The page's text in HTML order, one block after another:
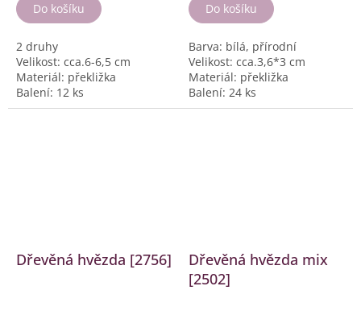
Do košíku
2 druhy
Velikost: cca.6-6,5 cm
Materiál: překližka
Balení: 12 ks
Do košíku
Barva: bílá, přírodní
Velikost: cca.3,6*3 cm
Materiál: překližka
Balení: 24 ks
Dřevěná hvězda [2756]
Dřevěná hvězda mix
[2502]